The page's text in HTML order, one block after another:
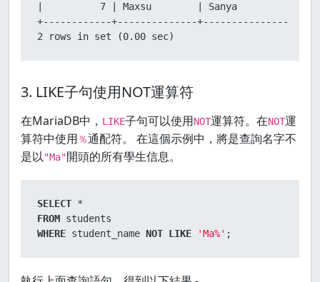
|          7 | Maxsu        | Sanya           |
+------------+--------------+-----------------
2 rows in set (0.00 sec)
3. LIKE子句使用NOT運算符
在MariaDB中， LIKE子句可以使用NOT運算符。在NOT運
算符中使用％通配符。 在這個示例中，將是查詢名字不
是以"Ma"開頭的所有學生信息。
SELECT *
FROM
WHERE student_name NOT LIKE 'Ma%' ;